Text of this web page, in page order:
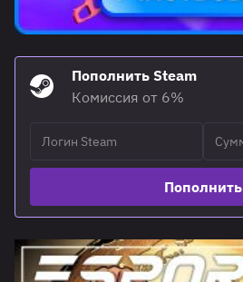
Пополнить Steam
Комиссия от 6%
Пополнить